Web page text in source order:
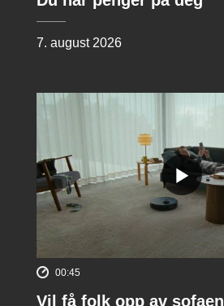
7. august 2026
00:45
Vil få folk opp av sofaen